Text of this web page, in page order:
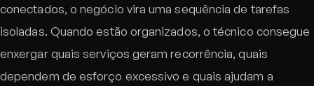
conectados, o negócio vira uma sequência de tarefas
isoladas. Quando estão organizados, o técnico consegue
enxergar quais serviços geram recorrência, quais
dependem de esforço excessivo e quais ajudam a